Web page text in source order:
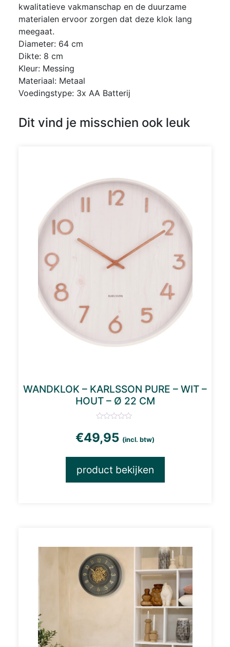
kwalitatieve vakmanschap en de duurzame
materialen ervoor zorgen dat deze klok lang
meegaat.
Diameter: 64 cm
Dikte: 8 cm
Kleur: Messing
Materiaal: Metaal
Voedingstype: 3x AA Batterij
Dit vind je misschien ook leuk
WANDKLOK – KARLSSON PURE – WIT –
HOUT – Ø 22 CM
€49,95 (incl. btw)
product bekijken